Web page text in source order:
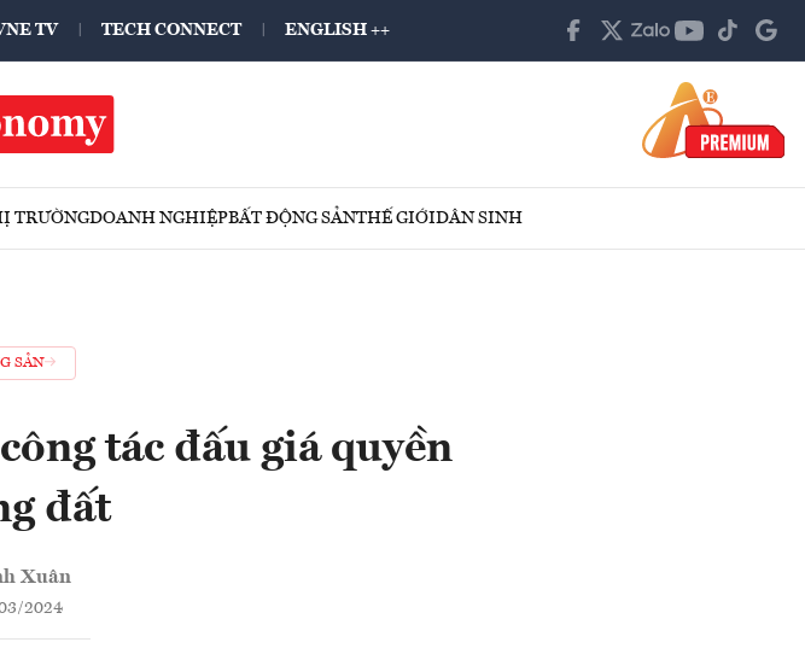
TV TECH CONNECT ENGLISH ++
TRƯỜNGDOANH NGHIỆPBẤT ĐỘNG SẢNTHẾ GIỚIDÂN SINH
SẢN
tác đấu giá quyền
đất
Xuân
2024